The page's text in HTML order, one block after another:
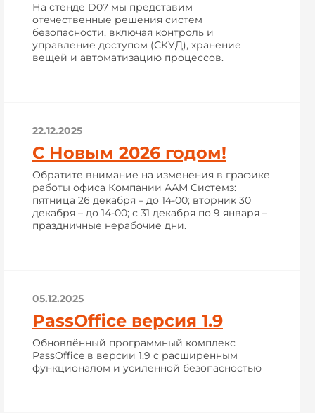
На стенде D07 мы представим
отечественные решения систем
безопасности, включая контроль и
управление доступом (СКУД), хранение
вещей и автоматизацию процессов.
22.12.2025
С Новым 2026 годом!
Обратите внимание на изменения в графике
работы офиса Компании ААМ Системз:
пятница 26 декабря – до 14-00; вторник 30
декабря – до 14-00; с 31 декабря по 9 января –
праздничные нерабочие дни.
05.12.2025
PassOffice версия 1.9
Обновлённый программный комплекс
PassOffice в версии 1.9 с расширенным
функционалом и усиленной безопасностью